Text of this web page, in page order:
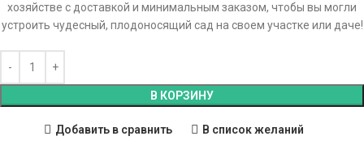
хозяйстве с доставкой и минимальным заказом, чтобы вы могли
устроить чудесный, плодоносящий сад на своем участке или даче!
В КОРЗИНУ
Добавить в сравнить В список желаний